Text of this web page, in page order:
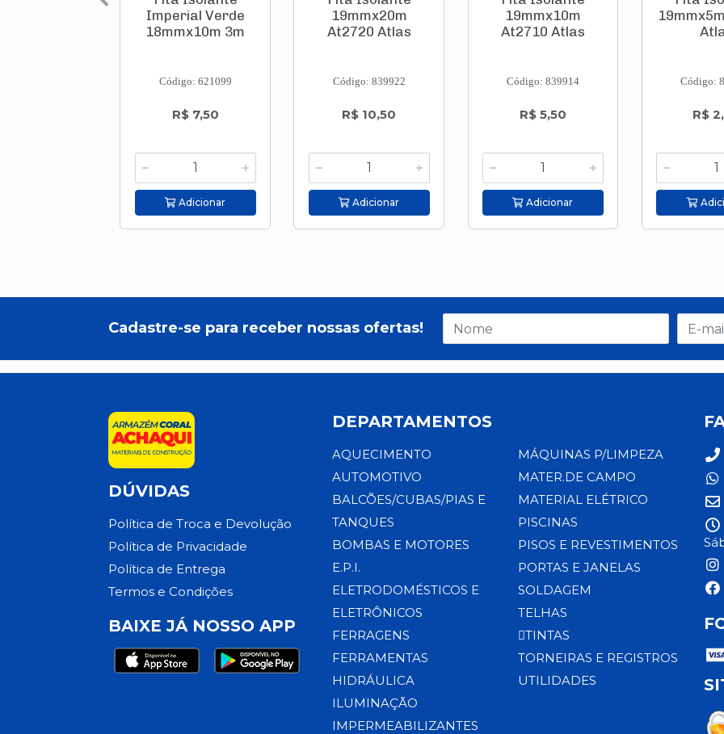
Imperial Verde
18mmx10m 3m
Código: 621099
R$ 7,50
Adicionar
19mmx20m
At2720 Atlas
Código: 839922
R$ 10,50
Adicionar
19mmx10m
At2710 Atlas
Código: 839914
R$ 5,50
Adicionar
Código:
R$
Cadastre-se para receber nossas ofertas!
DÚVIDAS
Política de Troca e Devolução
Política de Privacidade
Política de Entrega
Termos e Condições
BAIXE JÁ NOSSO APP
DEPARTAMENTOS
AQUECIMENTO
AUTOMOTIVO
BALCÕES/CUBAS/PIAS E
TANQUES
BOMBAS E MOTORES
E.P.I.
ELETRODOMÉSTICOS E
ELETRÔNICOS
FERRAGENS
FERRAMENTAS
HIDRÁULICA
ILUMINAÇÃO
IMPERMEABILIZANTES
MÁQUINAS P/LIMPEZA
MATER.DE CAMPO
MATERIAL ELÉTRICO
PISCINAS
PISOS E REVESTIMENTOS
PORTAS E JANELAS
SOLDAGEM
TELHAS
TINTAS
TORNEIRAS E REGISTROS
UTILIDADES